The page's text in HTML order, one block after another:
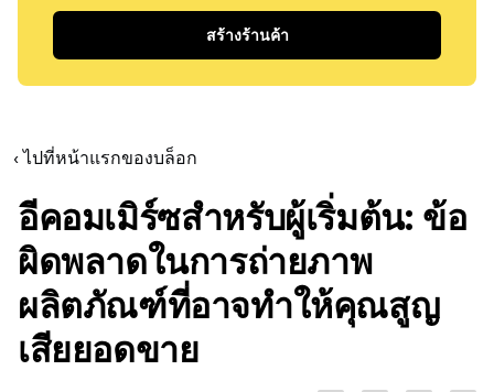
สร้างร้านค้า
‹ ไปที่หน้าแรกของบล็อก
อีคอมเมิร์ซสำหรับผู้เริ่มต้น: ข้อ
ผิดพลาดในการถ่ายภาพ
ผลิตภัณฑ์ที่อาจทำให้คุณสูญ
เสียยอดขาย